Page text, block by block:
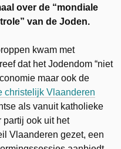
over de “mondiale
van de Joden.
kwam met
dat het Jodendom “niet
maar ook de
christelijk Vlaanderen
als vanuit katholieke
partij ook uit het
Vlaanderen gezet, een